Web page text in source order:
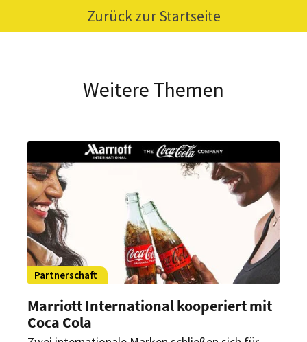
Zurück zur Startseite
Weitere Themen
Partnerschaft
Marriott International kooperiert mit
Coca Cola